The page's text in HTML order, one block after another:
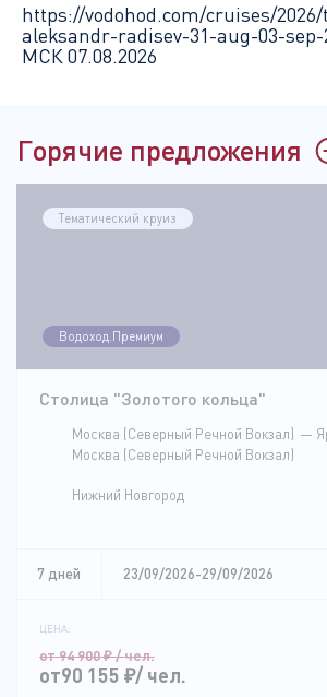
https://vodohod.com/cruises/
aleksandr-radisev-31-aug-03-sep-
МСК 07.08.2026
Горячие предложения
Тематический круиз
Водоход.Премиум
Столица "Золотого кольца"
Москва (Северный Речной Вокзал)
Москва (Северный Речной Вокзал)
Нижний Новгород
7 дней 23/09/2026-29/09/2026
ЦЕНА:
от 94 900₽/ чел.
от90 155 ₽/ чел.